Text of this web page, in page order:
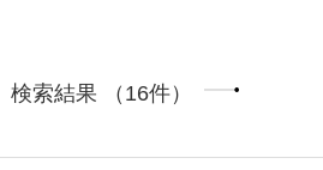
検索結果 （16件）